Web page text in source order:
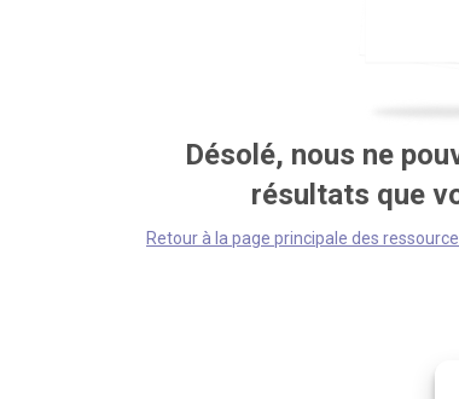
Désolé, nous ne
résultats que
Retour à la page principale des